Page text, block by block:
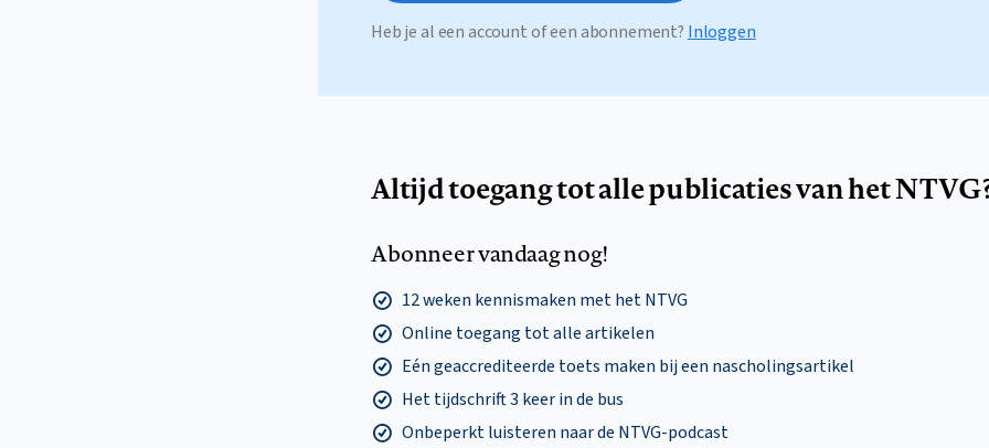
Heb je al een account of een abonnement? Inloggen
Altijd toegang tot alle publicaties van het
Abonneer vandaag nog!
12 weken kennismaken met het NTVG
Online toegang tot alle artikelen
Eén geaccrediteerde toets maken bij een nascholingsartikel
Het tijdschrift 3 keer in de bus
Onbeperkt luisteren naar de NTVG-podcast